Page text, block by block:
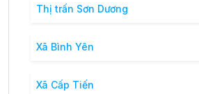
Thị trấn Sơn Dương
Xã Bình Yên
Xã Cấp Tiến